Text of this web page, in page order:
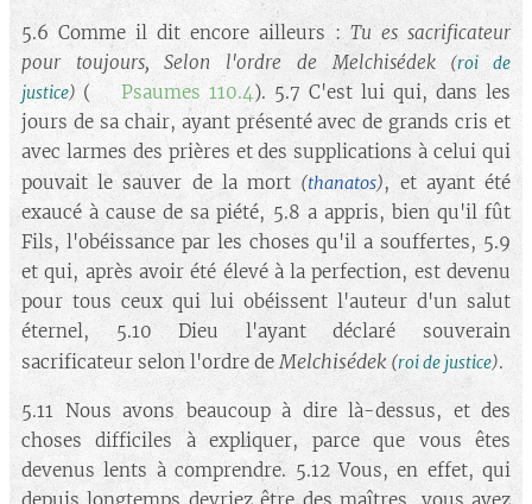
5.6 Comme il dit encore ailleurs : Tu es sacrificateur
pour toujours, Selon l'ordre deMelchisédek (roi de
justice) (➡️ Psaumes 110.4). 5.7 C'est lui qui, dans les
jours de sa chair, ayant présenté avec de grands cris et
avec larmes des prières et des supplications à celui qui
pouvait le sauver de la mort (thanatos), et ayant été
exaucé à cause de sa piété, 5.8 a appris, bien qu'il fût
Fils, l'obéissance par les choses qu'il a souffertes, 5.9
et qui, après avoir été élevé à la perfection, est devenu
pour tous ceux qui lui obéissent l'auteur d'un salut
éternel, 5.10 Dieu l'ayant déclaré souverain
sacrificateur selon l'ordre deMelchisédek (roi de justice).
5.11 Nous avons beaucoup à dire là-dessus, et des
choses difficiles à expliquer, parce que vous êtes
devenus lents à comprendre. 5.12 Vous, en effet, qui